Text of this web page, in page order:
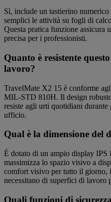
Sì, include un tastierino
semplici le attività su fogli di
Questa pratica funzione assicura
precisa per i professionisti.
Quanto è resistente
lavoro?
TravelMate X2 15 è conforme
MIL-STD 810H. Il design
resiste agli urti quotidiani
ufficio.
Qual è la dimensione del
È dotato di un ampio display
massimizza lo spazio visivo a
comfort visivo per tutto il giorno,
necessitano di superfici di lavoro
Quali funzioni di